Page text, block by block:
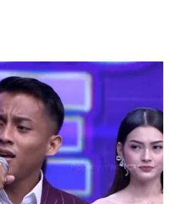
Ketua PKB Kuningan,
wadah bagi seluruh warga
belakang organisasi maupun
perhatian adalah bergabungnya
kalangan aktivis muda, seperti
dari kalangan
mantan aktivis dari organisasi